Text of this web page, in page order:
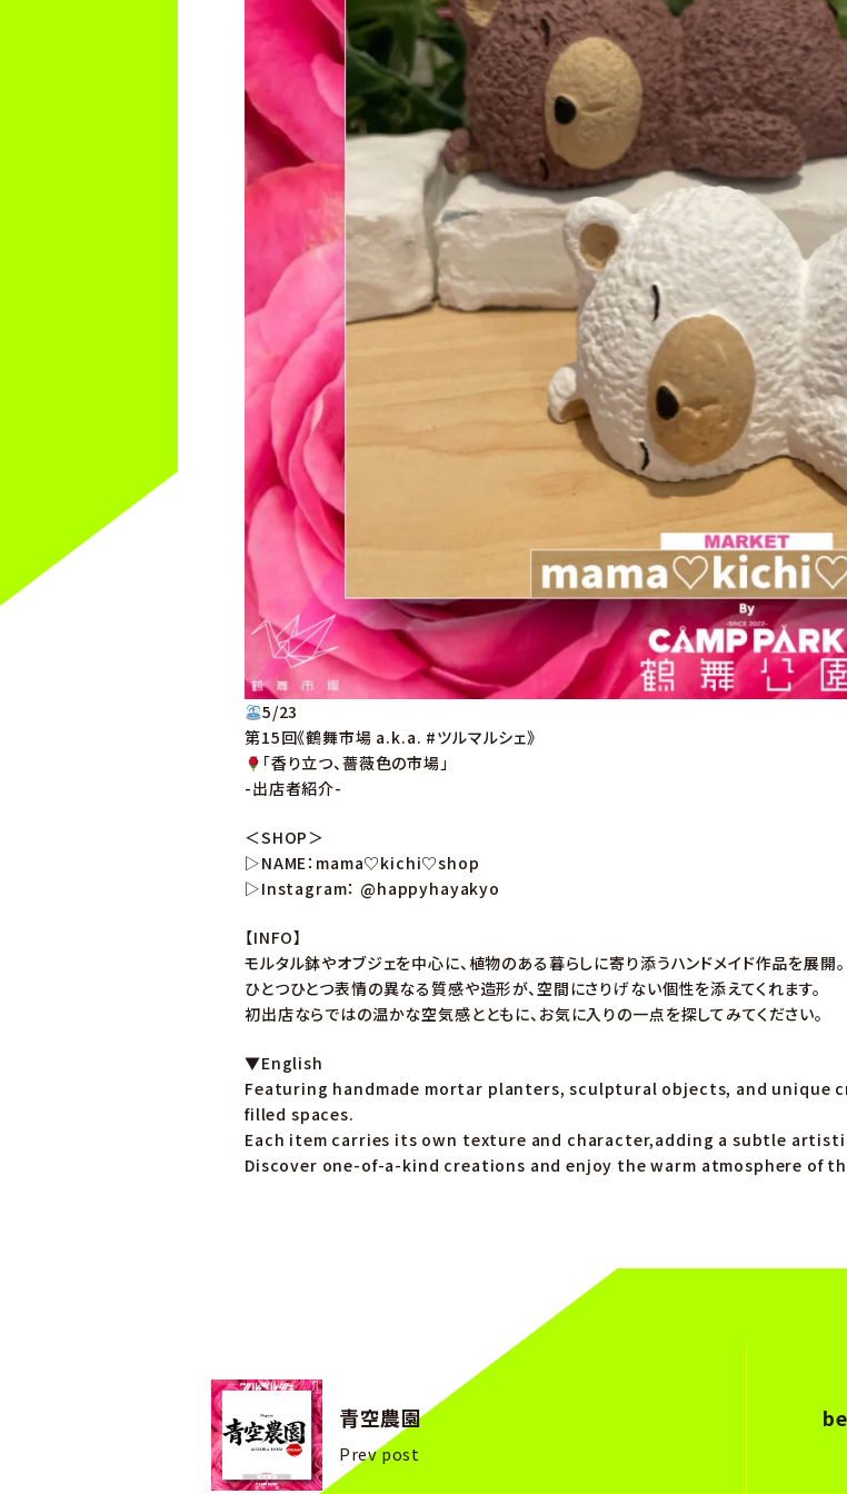
5/23
第15回《鶴舞市場 a.k.a. #ツルマルシェ》
「香り立つ、薔薇色の市場」
-出店者紹介-
＜SHOP＞
▷NAME：mama♡kichi♡shop
▷Instagram： @happyhayakyo
【INFO】
モルタル鉢やオブジェを中心に、植物のある暮らしに寄り添うハンドメイド作品を展開。
ひとつひとつ表情の異なる質感や造形が、空間にさりげない個性を添えてくれます。
初出店ならではの温かな空気感とともに、お気に入りの一点を探してみてください。
▼English
Featuring handmade mortar planters, sculptural objects, and unique
filled spaces.
Each item carries its own texture and character,adding a subtle
Discover one-of-a-kind creations and enjoy the warm atmosphere of
青空農園
Prev post